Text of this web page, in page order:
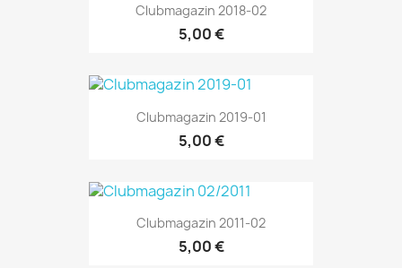
Clubmagazin 2018-02
5,00 €
Clubmagazin 2019-01
5,00 €
Clubmagazin 2011-02
5,00 €